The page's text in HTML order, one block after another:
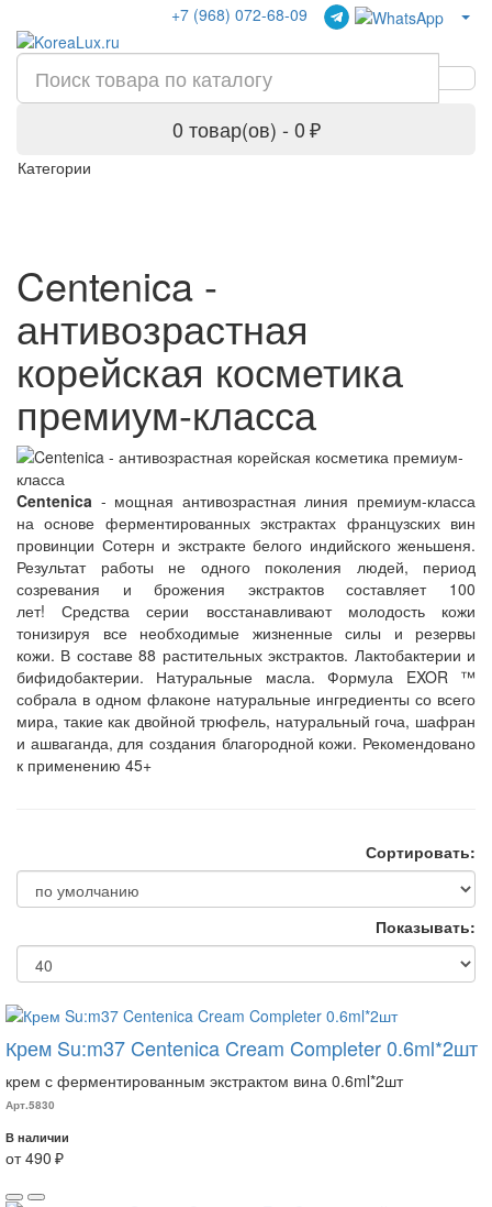
+7 (968) 072-68-09
0 товар(ов) - 0 ₽
Категории
Centenica -
антивозрастная
корейская косметика
премиум-класса
Centenica - мощная антивозрастная линия премиум-класса
на основе ферментированных экстрактах французских вин
провинции Сотерн и экстракте белого индийского женьшеня.
Результат работы не одного поколения людей, период
созревания и брожения экстрактов составляет 100
лет!Средства серии восстанавливают молодость кожи
тонизируя все необходимые жизненные силы и резервы
кожи. В составе 88 растительных экстрактов. Лактобактерии и
бифидобактерии. Натуральные масла.Формула EXOR ™
собрала в одном флаконе натуральные ингредиенты со всего
мира, такие как двойной трюфель, натуральный гоча, шафран
и ашваганда, для создания благородной кожи. Рекомендовано
к применению 45+
Сортировать:
Показывать:
Крем Su:m37 Centenica Cream Completer 0.6ml*2шт
крем с ферментированным экстрактом вина 0.6ml*2шт
Арт.5830
В наличии
от 490 ₽